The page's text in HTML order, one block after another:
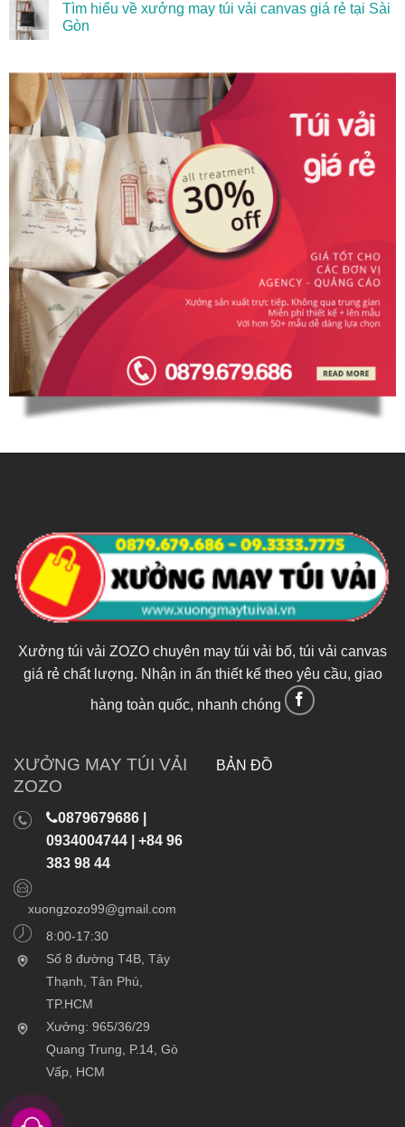
Tìm hiểu về xưởng may túi vải canvas giá rẻ tại Sài
Gòn
Xưởng túi vải ZOZO chuyên may túi vải bố, túi vải canvas
giá rẻ chất lượng. Nhận in ấn thiết kế theo yêu cầu, giao
hàng toàn quốc, nhanh chóng
XƯỞNG MAY TÚI VẢI
ZOZO
0879679686 |
0934004744 | +84 96
383 98 44
xuongzozo99@gmail.com
8:00-17:30
Số 8 đường T4B, Tây
Thạnh, Tân Phú,
TP.HCM
Xưởng: 965/36/29
Quang Trung, P.14, Gò
Vấp, HCM
BẢN ĐỒ